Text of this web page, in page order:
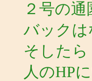
２号の
バックは
そした
人のHP